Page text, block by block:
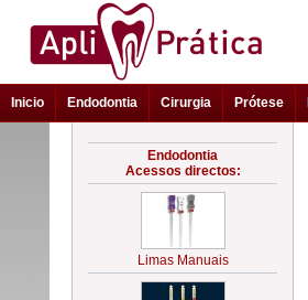
Inicio Endodontia Cirurgia Prótese